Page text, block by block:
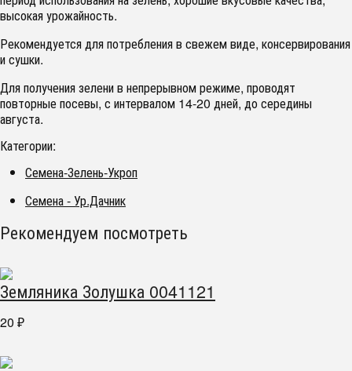
высокая урожайность.
Рекомендуется для потребления в свежем виде, консервирования
и сушки.
Для получения зелени в непрерывном режиме, проводят
повторные посевы, с интервалом 14-20 дней, до середины
августа.
Категории:
Семена-Зелень-Укроп
Семена - Ур.Дачник
Рекомендуем посмотреть
Земляника Золушка 0041121
20 ₽